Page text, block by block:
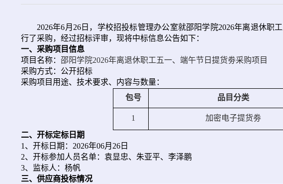
2026年6月 26日，学校招投标管理办公室就邵阳学院2026年离退休职工
行了采购，经过招标评审，现将中标信息公告如下：
一、采购项目信息
项目名称： 邵阳学院2026年离退休职工五一、 端午节日提货劵采购项目
采购方式： 公开招标
采购项目用途、技术要求、内容与数量：
包号
品目分类
1 加密电子提货劵
二、开标定标日期
1、开标日期：2026年06月 26 日
2、开标参加人员名单： 袁显忠、 朱亚平、李泽鹏
3、监标人： 杨帆
三、 供应商投标情况